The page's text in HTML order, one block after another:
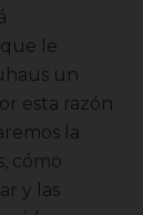
le
un
esta razón
la
cómo
y las